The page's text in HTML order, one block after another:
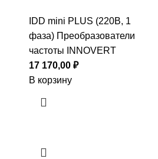
IDD mini PLUS (220В, 1
фаза) Преобразователи
частоты INNOVERT
17 170,00 ₽
В корзину